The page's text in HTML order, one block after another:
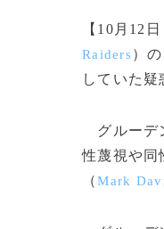
【10月12
Raiders）
していた疑
グルーデ
性蔑視や同
（Mark